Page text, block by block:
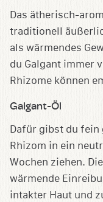
Das ätherisch-
traditionell
als wärmendes
du Galgant immer
Rhizome können
Galgant-Öl
Dafür gibst du
Rhizom in ein
Wochen ziehen.
wärmende
intakter Haut und